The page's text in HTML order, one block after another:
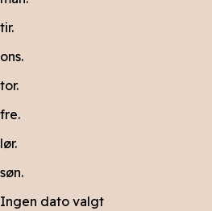
tir.
ons.
tor.
fre.
lør.
søn.
Ingen dato valgt